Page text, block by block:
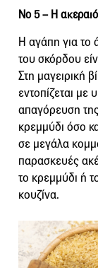
Νο 5 – Η
Η αγάπη για το
του σκόρδου
Στη μαγειρική
εντοπίζεται
απαγόρευση
κρεμμύδι όσο
σε μεγάλα
παρασκευές
το κρεμμύδι ή
κουζίνα.